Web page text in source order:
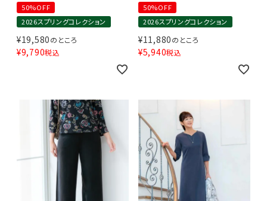
50%OFF
2026スプリングコレクション
¥19,580のところ
¥9,790税込
50%OFF
2026スプリングコレクション
¥11,880のところ
¥5,940税込